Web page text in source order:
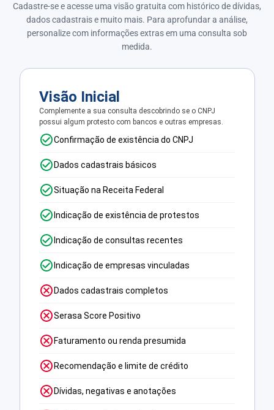
Cadastre-se e acesse uma visão gratuita com histórico de dívidas,
dados cadastrais e muito mais. Para aprofundar a análise,
personalize com informações extras em uma consulta sob
medida.
Visão Inicial
Complemente a sua consulta descobrindo se o CNPJ
possui algum protesto com bancos e outras empresas.
Confirmação de existência do CNPJ
Dados cadastrais básicos
Situação na Receita Federal
Indicação de existência de protestos
Indicação de consultas recentes
Indicação de empresas vinculadas
Dados cadastrais completos
Serasa Score Positivo
Faturamento ou renda presumida
Recomendação e limite de crédito
Dívidas, negativas e anotações